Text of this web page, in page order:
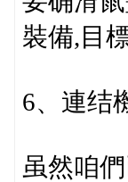
裝備,目
6、連结
虽然咱